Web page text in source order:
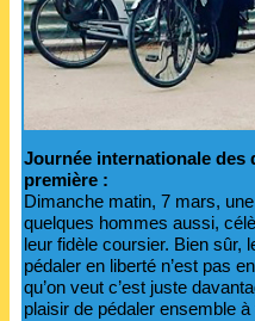
Journée internationale des
première :
Dimanche matin, 7 mars,
quelques hommes aussi,
leur fidèle coursier. Bien sûr,
pédaler en liberté n’est pas
qu’on veut c’est juste
plaisir de pédaler ensemble